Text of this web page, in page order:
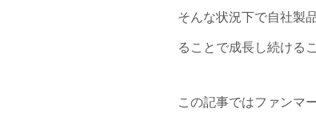
そんな状況下で自社製
ることで成長し続ける
この記事ではファンマ